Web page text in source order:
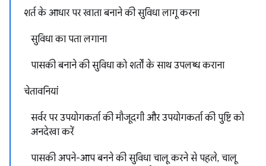
शर्त के आधार पर खाता बनाने की सुविधा लागू करना
सुविधा का पता लगाना
पासकी बनाने की सुविधा को शर्तों के साथ उपलब्ध कराना
चेतावनियां
सर्वर पर उपयोगकर्ता की मौजूदगी और उपयोगकर्ता की पुष्टि को
अनदेखा करें
पासकी अपने-आप बनने की सुविधा चालू करने से पहले, चालू